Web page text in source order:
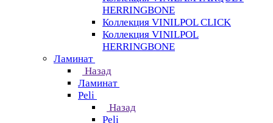
HERRINGBONE
Коллекция VINILPOL CLICK
Коллекция VINILPOL
HERRINGBONE
Ламинат
Назад
Ламинат
Peli
Назад
Peli